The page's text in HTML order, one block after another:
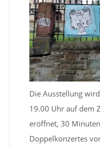
Die Ausstellung
19.00 Uhr auf dem
eröffnet, 30
Doppelkonzertes